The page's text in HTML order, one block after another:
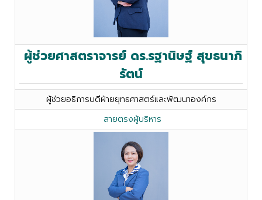
ผู้ช่วยศาสตราจารย์ ดร.รฐานิษฐ์ สุขธนาภิ
รัตน์
ผู้ช่วยอธิการบดีฝ่ายยุทธศาสตร์และพัฒนาองค์กร
สายตรงผู้บริหาร